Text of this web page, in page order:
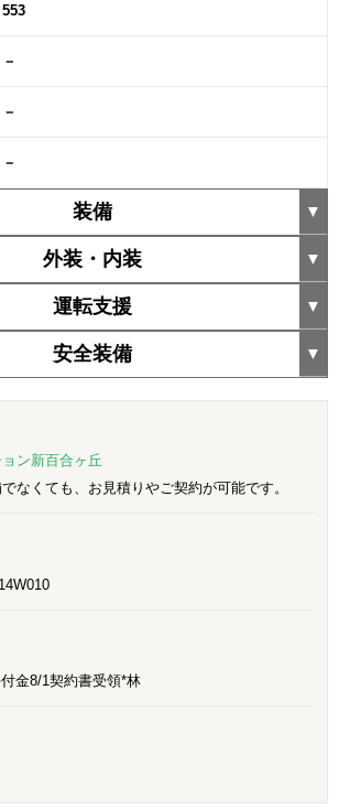
553
－
－
－
装備
外装・内装
運転支援
安全装備
ン新百合ヶ丘
なくても、お見積りやご契約が可能です。
金8/1契約書受領*林